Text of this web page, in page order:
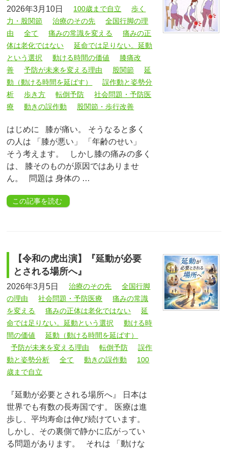
2026年3月10日 100歳まで自立
歩く
力・股関節
治療のその先
全国行脚の理
由
全て 痛みの常識を変える
痛みの正
体は老化ではない
延命では足りない。延動
という選択
動ける時間の価値
膝痛改
善
予防が未来を変える理由 股関節
延
動（動ける時間を延ばす）
誤作動と姿勢分
析
歩き方 転倒予防
社会問題・予防医
療
動きの誤作動 股関節・歩行改善
はじめに 膝が痛い。 そうなると多く
の人は 「膝が悪い」 「年齢のせい」
そう考えます。 しかし膝の痛みの多く
は、 膝そのものが原因ではありませ
ん。 問題は 身体の …
この記事を読む
【令和の虎出演】『延動が必要
とされる場所へ』
2026年3月5日 治療のその先
全国行脚
の理由
社会問題・予防医療
痛みの常識
を変える
痛みの正体は老化ではない
延
命では足りない。延動という選択
動ける時
間の価値
延動（動ける時間を延ばす）
予防が未来を変える理由
転倒予防
誤作
動と姿勢分析
全て 動きの誤作動
100
歳まで自立
『延動が必要とされる場所へ』 日本は
世界でも有数の長寿国です。 医療は進
歩し、平均寿命は伸び続けています。
しかし、その裏側で静かに広がってい
る問題があります。 それは 「動けな